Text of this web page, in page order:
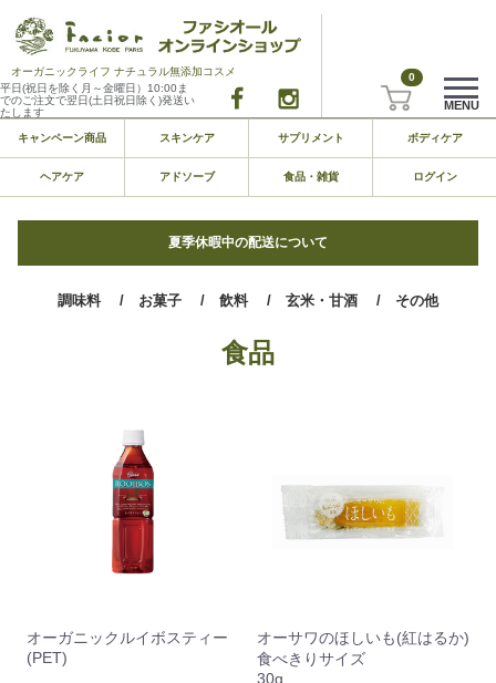
オーガニックライフ ナチュラル無添加コスメ
平日(祝日を除く月～金曜日）10:00ま
でのご注文で翌日(土日祝日除く)発送い
たします
0
MENU
キャンペーン商品 スキンケア サプリメント ボディケア
ヘアケア アドソーブ 食品・雑貨 ログイン
夏季休暇中の配送について
調味料 / お菓子 / 飲料 / 玄米・甘酒 / その他
食品
オーガニックルイボスティー
(PET)
オーサワのほしいも(紅はるか)
食べきりサイズ
30g